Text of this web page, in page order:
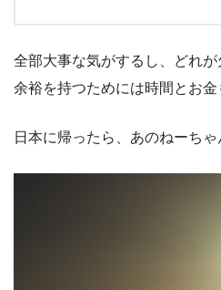
全部大事な気がするし、どれが
余裕を持つためには時間とお金
日本に帰ったら、あのねーちゃ